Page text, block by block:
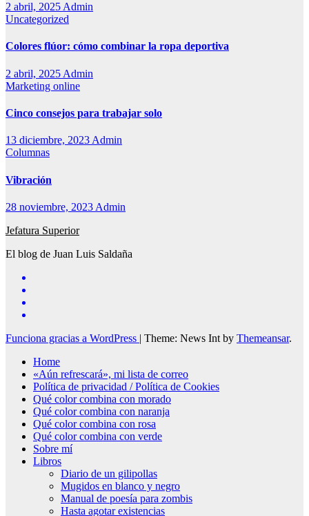
2 abril, 2025 Admin
Uncategorized
Colores flúor: cómo combinar la ropa deportiva
2 abril, 2025 Admin
Marketing online
Cinco consejos para trabajar solo
13 diciembre, 2023 Admin
Columnas
Vibración
28 noviembre, 2023 Admin
Jefatura Superior
El blog de Juan Luis Saldaña
Funciona gracias a WordPress | Theme: News Int by Themeansar.
Home
«Aún refrescará», mi lista de correo
Política de privacidad / Política de Cookies
Qué color combina con morado
Qué color combina con naranja
Qué color combina con rosa
Qué color combina con verde
Sobre mí
Libros
Diario de un gilipollas
Mugidos en blanco y negro
Manual de poesía para zombis
Hasta agotar existencias